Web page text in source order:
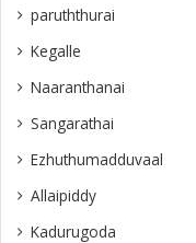
paruththurai
Kegalle
Naaranthanai
Sangarathai
Ezhuthumadduvaal
Allaipiddy
Kadurugoda